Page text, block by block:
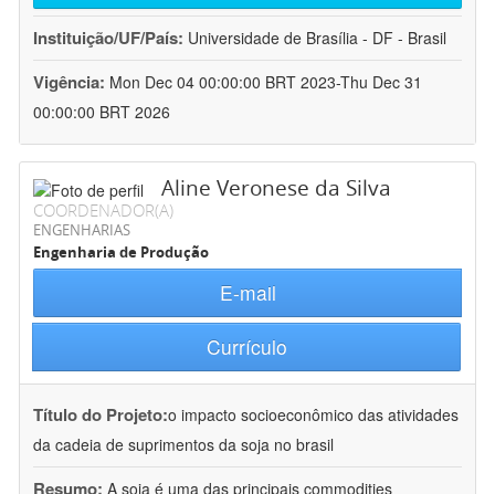
Instituição/UF/País: Universidade de Brasília - DF - Brasil
Vigência: Mon Dec 04 00:00:00 BRT 2023-Thu Dec 31
00:00:00 BRT 2026
Aline Veronese da Silva
COORDENADOR(A)
ENGENHARIAS
Engenharia de Produção
E-mail
Currículo
Título do Projeto:o impacto socioeconômico das atividades
da cadeia de suprimentos da soja no brasil
Resumo: A soja é uma das principais commodities